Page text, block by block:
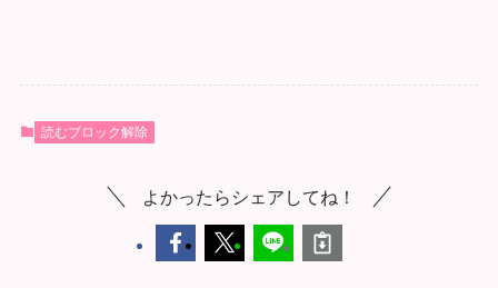
読むブロック解除
よかったらシェアしてね！